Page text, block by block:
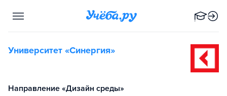
Университет «Синергия»
Направление «Дизайн среды»